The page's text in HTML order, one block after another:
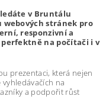
v Bruntálu
stránek pro
responzivní a
na počítači i v
prezentaci, která nejen
na
a podpořit růst